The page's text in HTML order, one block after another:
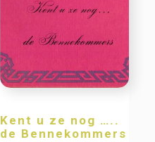
Kent u ze nog …..
de Bennekommers